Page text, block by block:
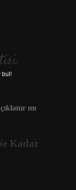
bul!
mı
Kadar